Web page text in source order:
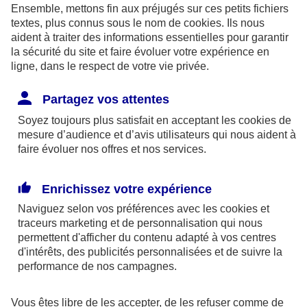
Pour rédiger votre testament, vous avez le choix
entre plusieurs formules.
Letestament olographe: vous le rédigez
daté et signé sans autre condition de forme.
Vous pouvez le conserver chez vous mais vous
prenez le risque qu’il soit perdu ou détruit… La
votre notaire, qui l’enregistrera au fichier central
des dispositions de dernières volontés (FCDDV)
qui centralise l’ensemble des testaments et doit
être consulté par le notaire chargé de la
succession. Le cas échéant, il faudra s'acquitter
Ensemble, mettons fin aux préjugés sur ces petits fichiers
textes, plus connus sous le nom de cookies. Ils nous
aident à traiter des informations essentielles pour garantir
la sécurité du site et faire évoluer votre expérience en
ligne, dans le respect de votre vie privée.
Partagez vos attentes
Soyez toujours plus satisfait en acceptant les cookies de
mesure d’audience et d’avis utilisateurs qui nous aident à
faire évoluer nos offres et nos services.
Enrichissez votre expérience
Naviguez selon vos préférences avec les cookies et
traceurs marketing et de personnalisation qui nous
permettent d'afficher du contenu adapté à vos centres
d'intérêts, des publicités personnalisées et de suivre la
performance de nos campagnes.
Vous êtes libre de les accepter, de les refuser comme de